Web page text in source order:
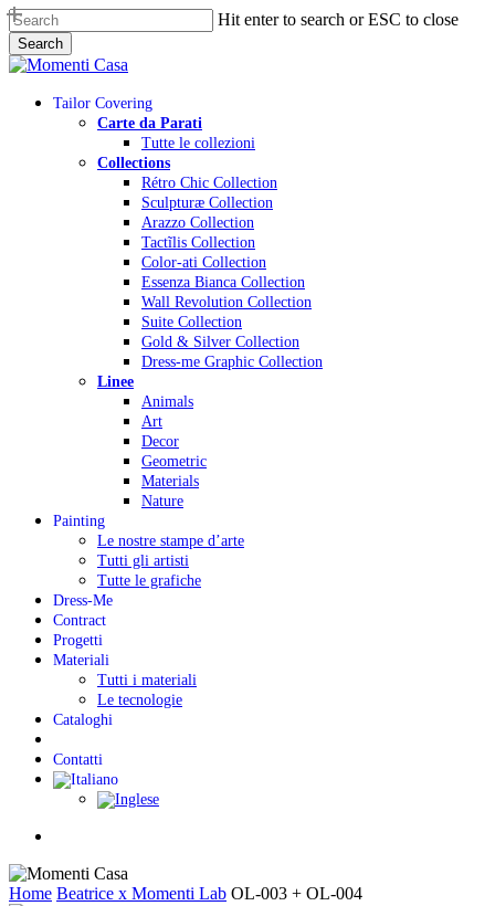
Skip
to
main
content
Hit enter to search or ESC to close
Search
Close
Menu
Tailor Covering
Carte da Parati
Tutte le collezioni
Collections
Rétro Chic Collection
Sculpturæ Collection
Arazzo Collection
Tactĩlis Collection
Color-ati Collection
Essenza Bianca Collection
Wall Revolution Collection
Suite Collection
Gold & Silver Collection
Dress-me Graphic Collection
Linee
Animals
Art
Decor
Geometric
Materials
Nature
Painting
Le nostre stampe d’arte
Tutti gli artisti
Tutte le grafiche
Dress-Me
Contract
Progetti
Materiali
Tutti i materiali
Le tecnologie
Cataloghi
Contatti
Home Beatrice x Momenti Lab OL-003 + OL-004